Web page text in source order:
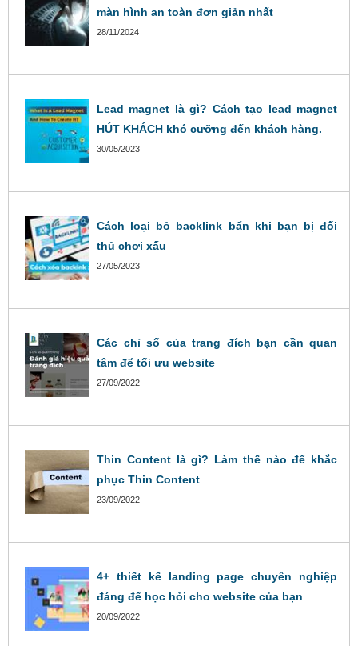
màn hình an toàn đơn giản nhất
28/11/2024
Lead magnet là gì? Cách tạo lead magnet
HÚT KHÁCH khó cưỡng đến khách hàng.
30/05/2023
Cách loại bỏ backlink bẩn khi bạn bị đối
thủ chơi xấu
27/05/2023
Các chỉ số của trang đích bạn cần quan
tâm để tối ưu website
27/09/2022
Thin Content là gì? Làm thế nào để khắc
phục Thin Content
23/09/2022
4+ thiết kế landing page chuyên nghiệp
đáng để học hỏi cho website của bạn
20/09/2022